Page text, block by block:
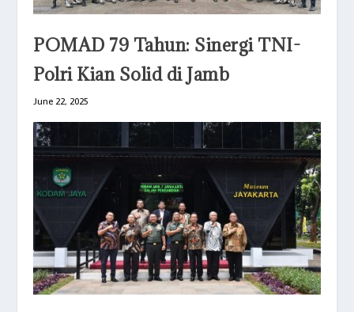
POMAD 79 Tahun: Sinergi TNI-
Polri Kian Solid di Jamb
June 22, 2025